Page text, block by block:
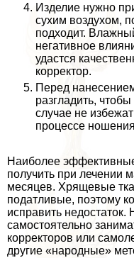
Изделие нужно
сухим воздухом,
подходит.
негативное
удастся
корректор.
Перед
разгладить,
случае не
процессе
Наиболее
получить при лечении
месяцев. Хрящевые
податливые, поэтому
исправить недостаток.
самостоятельно
корректоров или
другие «народные»